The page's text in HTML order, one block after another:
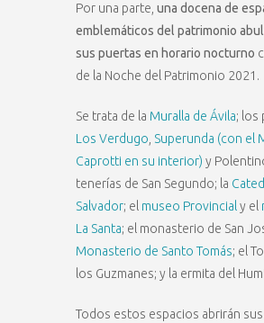
Por una parte, una docena de
emblemáticos del patrimonio
sus puertas en horario nocturno
de la Noche del Patrimonio 2021.
Se trata de la Muralla de Ávila; los
Los Verdugo, Superunda (con el
Caprotti en su interior) y
tenerías de San Segundo; la
Salvador; el museo Provincialy el
La Santa; el monasterio de San
Monasterio de Santo Tomás; el
los Guzmanes; y la ermita del
Todos estos espacios abrirán